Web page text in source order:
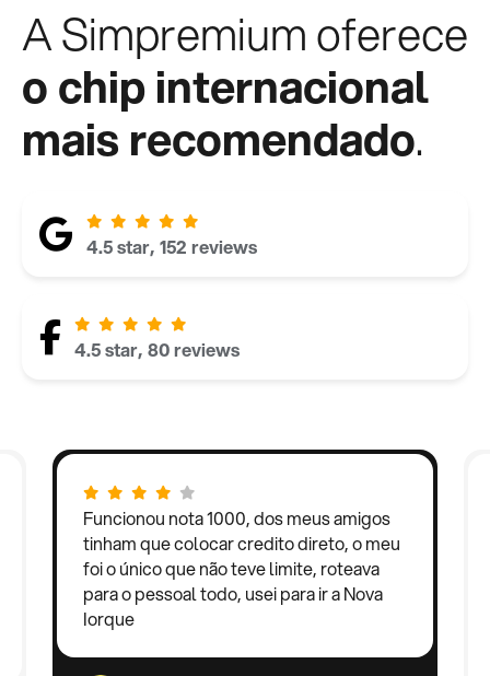
A Simpremium oferece
o chip internacional
mais recomendado.
4.5 star, 152 reviews
4.5 star, 80 reviews
Funcionou nota 1000, dos meus amigos
tinham que colocar credito direto, o meu
foi o único que não teve limite, roteava
para o pessoal todo, usei para ir a Nova
Iorque